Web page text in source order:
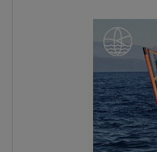
Previous